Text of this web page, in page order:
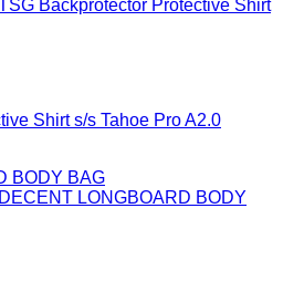
Shirt s/s Tahoe Pro A2.0